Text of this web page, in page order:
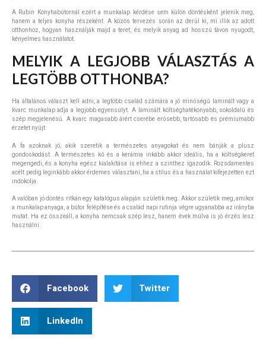
A Rubin Konyhabútornál ezért a munkalap kérdése sem külön döntésként jelenik meg,
hanem a teljes konyha részeként. A közös tervezés során az derül ki, mi illik az adott
otthonhoz, hogyan használják majd a teret, és melyik anyag ad hosszú távon nyugodt,
kényelmes használatot.
MELYIK A LEGJOBB VÁLASZTÁS A
LEGTÖBB OTTHONBA?
Ha általános választ kell adni, a legtöbb család számára a jó minőségű laminált vagy a
kvarc munkalap adja a legjobb egyensúlyt. A laminált költséghatékonyabb, sokoldalú és
szép megjelenésű. A kvarc magasabb árért cserébe erősebb, tartósabb és prémiumabb
érzetet nyújt.
A fa azoknak jó, akik szeretik a természetes anyagokat és nem bánják a plusz
gondoskodást. A természetes kő és a kerámia inkább akkor ideális, ha a költségkeret
megengedi, és a konyha egész kialakítása is ehhez a szinthez igazodik. Rozsdamentes
acélt pedig leginkább akkor érdemes választani, ha a stílus és a használat kifejezetten ezt
indokolja.
A valóban jó döntés ritkán egy katalógus alapján születik meg. Akkor születik meg, amikor
a munkalap anyaga, a bútor felépítése és a család napi rutinja végre ugyanabba az irányba
mutat. Ha ez összeáll, a konyha nemcsak szép lesz, hanem évek múlva is jó érzés lesz
használni.
Facebook Twitter
LinkedIn